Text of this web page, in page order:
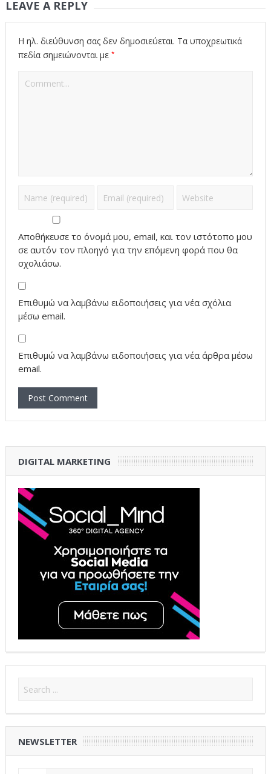
LEAVE A REPLY
Η ηλ. διεύθυνση σας δεν δημοσιεύεται. Τα υποχρεωτικά
πεδία σημειώνονται με *
Αποθήκευσε το όνομά μου, email, και τον ιστότοπο μου
σε αυτόν τον πλοηγό για την επόμενη φορά που θα
σχολιάσω.
Επιθυμώ να λαμβάνω ειδοποιήσεις για νέα σχόλια
μέσω email.
Επιθυμώ να λαμβάνω ειδοποιήσεις για νέα άρθρα μέσω
email.
DIGITAL MARKETING
NEWSLETTER